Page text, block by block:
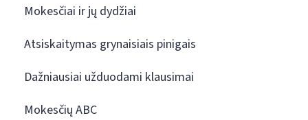
Mokesčiai ir jų dydžiai
Atsiskaitymas grynaisiais pinigais
Dažniausiai užduodami klausimai
Mokesčių ABC